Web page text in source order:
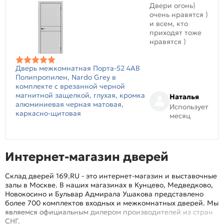
Дверь межкомнатная Порта-52 4AB
Полипропилен, Nardo Grey в
комплекте с врезанной черной
магнитной защелкой, глухая, кромка
алюминиевая черная матовая,
каркасно-щитовая
Двери огонь)
очень нравятся )
и всем, кто
приходят тоже
нравятся )
Наталья
Использует
месяц
Интернет-магазин дверей
Склад дверей 169.RU - это интернет-магазин и выставочные
залы в Москве. В наших магазинах в Кунцево, Медведково,
Новокосино и Бульвар Адмирала Ушакова представлено
более 700 комплектов входных и межкомнатных дверей. Мы
являемся официальным дилером производителей из стран
СНГ.